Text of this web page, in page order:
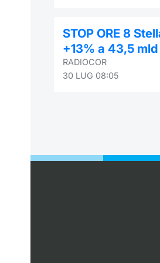
STOP ORE 8
+13% a 43,5 mld
RADIOCOR
30 LUG 08:05